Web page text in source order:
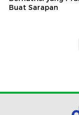
Buat Sarapan